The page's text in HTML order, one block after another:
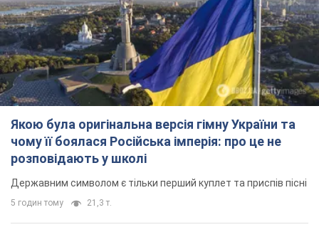
Якою була оригінальна версія гімну України та
чому її боялася Російська імперія: про це не
розповідають у школі
Державним символом є тільки перший куплет та приспів пісні
5 годин тому 21,3 т.